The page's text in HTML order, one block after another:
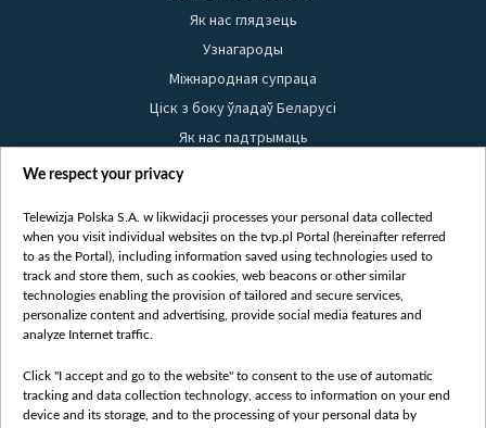
Як нас глядзець
Узнагароды
Міжнародная супраца
Ціск з боку ўладаў Беларусі
Як нас падтрымаць
Правілы выкарыстання матэрыялаў
Бяспека
Youtube
Белсат news
Белсат Shorts
Жэстачайшы мульт
Belsat English
We respect your privacy
Telewizja Polska S.A. w likwidacji processes your personal data collected
when you visit individual websites on the tvp.pl Portal (hereinafter referred
to as the Portal), including information saved using technologies used to
track and store them, such as cookies, web beacons or other similar
technologies enabling the provision of tailored and secure services,
personalize content and advertising, provide social media features and
analyze Internet traffic.
Click "I accept and go to the website" to consent to the use of automatic
tracking and data collection technology, access to information on your end
device and its storage, and to the processing of your personal data by